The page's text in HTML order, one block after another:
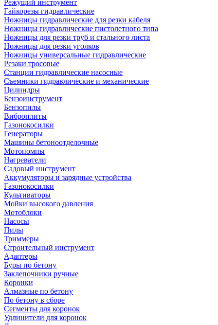
Режущий инструмент
Гайкорезы гидравлические
Ножницы гидравлические для резки кабеля
Ножницы гидравлические пистолетного типа
Ножницы для резки труб и стального листа
Ножницы для резки уголков
Ножницы универсальные гидравлические
Резаки тросовые
Станции гидравлические насосные
Съемники гидравлические и механические
Цилиндры
Бензоинструмент
Бензопилы
Виброплиты
Газонокосилки
Генераторы
Машины бетоноотделочные
Мотопомпы
Нагреватели
Садовый инструмент
Аккумуляторы и зарядные устройства
Газонокосилки
Культиваторы
Мойки высокого давления
Мотоблоки
Насосы
Пилы
Триммеры
Строительный инструмент
Адаптеры
Буры по бетону
Заклепочники ручные
Коронки
Алмазные по бетону
По бетону в сборе
Сегменты для коронок
Удлинители для коронок